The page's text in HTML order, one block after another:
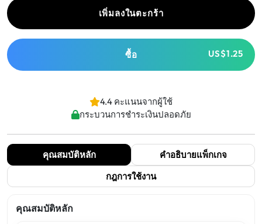
เพิ่มลงในตะกร้า
ซื้อ US$1.25
4.4 คะแนนจากผู้ใช้
กระบวนการชำระเงินปลอดภัย
คุณสมบัติหลัก
คำอธิบายแพ็กเกจ
กฎการใช้งาน
คุณสมบัติหลัก